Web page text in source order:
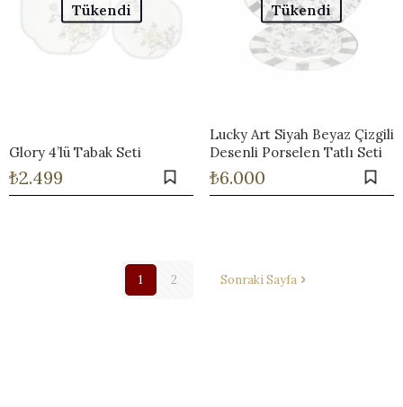
Tükendi
Glory 4’lü Tabak Seti
₺2.499
Tükendi
Lucky Art Siyah Beyaz Çizgili
Desenli Porselen Tatlı Seti
₺6.000
1 2 Sonraki Sayfa